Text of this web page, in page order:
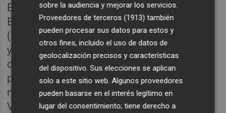
Betis y luego encadenó un triunfo ante el
Eibar (5-0) con una derrota ante el Tenerife
(2-0). Después de las victorias ante Valencia
y Real Sociedad, firmó tablas con el Sporting
de Huelva, ganó a domicilio al Athletic (2-3),
pero cayó ante el Barça (4-0). A finales de
noviembre, antes del último parón por la
Ventana de selecciones, se impuso con
sobre la audiencia y mejorar los servicios.
Proveedores de terceros (1913) también
pueden procesar sus datos para estos y
otros fines, incluido el uso de datos de
geolocalización precisos y características
del dispositivo. Sus elecciones se aplican
solo a este sitio web. Algunos proveedores
pueden basarse en el interés legítimo en
lugar del consentimiento; tiene derecho a